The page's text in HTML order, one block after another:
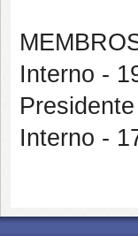
Interno -
Interno -